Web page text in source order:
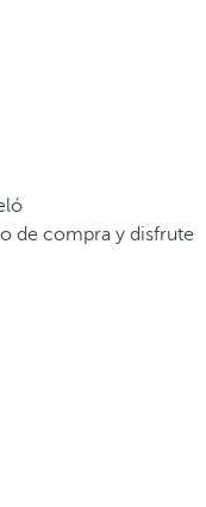
de compra y disfrute